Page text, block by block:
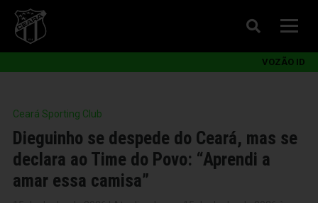
VOZÃO ID
Ceará Sporting Club
Dieguinho se despede do Ceará, mas se
declara ao Time do Povo: “Aprendi a
amar essa camisa”